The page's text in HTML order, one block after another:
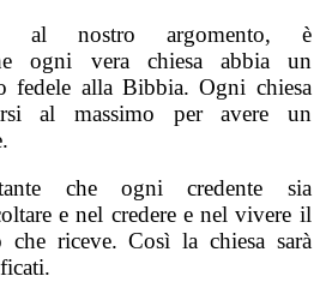
al nostro argomento, è
ogni vera chiesa abbia un
fedele alla Bibbia. Ogni chiesa
al massimo per avere un
che ogni credente sia
e nel credere e nel vivere il
che riceve. Così la chiesa sarà